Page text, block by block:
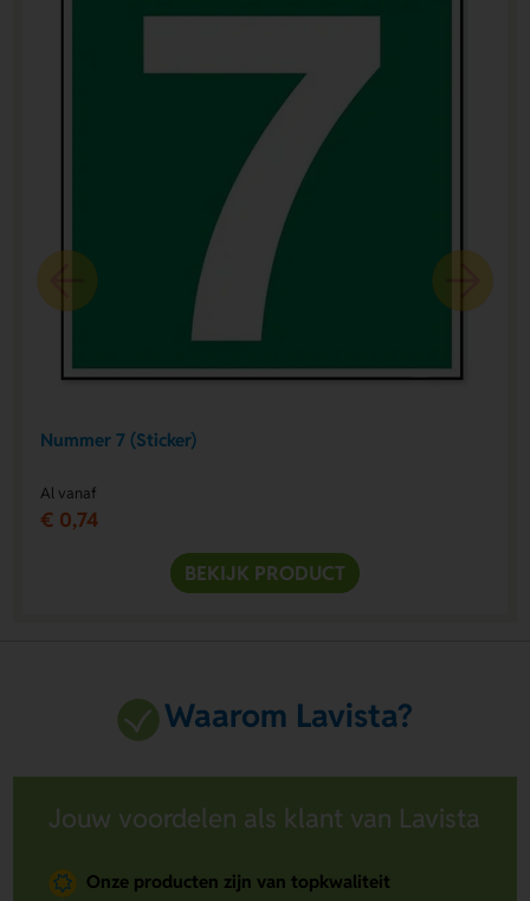
Nummer 7 (Sticker)
Al vanaf
€ 0,74
BEKIJK PRODUCT
Waarom Lavista?
Jouw voordelen als klant van Lavista
Onze producten zijn van topkwaliteit